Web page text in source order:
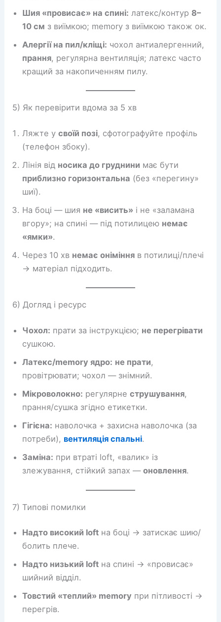
Шия «провисає» на спині: латекс/контур 8–
10 см з виїмкою; memory з виїмкою також ок.
Алергії на пил/кліщі: чохол антиалергенний,
прання, регулярна вентиляція; латекс часто
кращий за накопиченням пилу.
5) Як перевірити вдома за 5 хв
Ляжте усвоїй позі, сфотографуйте профіль
(телефон збоку).
Лінія від носика до груднини має бути
приблизно горизонтальна (без «перегину»
шиї).
На боці — шия не «висить» і не «заламана
вгору»; на спині — під потилицею немає
«ямки».
Через 10 хв немає оніміння в потилиці/плечі
→ матеріал підходить.
6) Догляд і ресурс
Чохол: прати за інструкцією; не перегрівати
сушкою.
Латекс/memory ядро: не прати,
провітрювати; чохол — знімний.
Мікроволокно: регулярнеструшування,
прання/сушка згідно етикетки.
Гігієна: наволочка + захисна наволочка (за
потреби), вентиляція спальні.
Заміна: при втраті loft, «валик» із
злежування, стійкий запах —оновлення.
7) Типові помилки
Надто високий loft на боці → затискає шию/
болить плече.
Надто низький loft на спині → «провисає»
шийний відділ.
Товстий «теплий» memory при пітливості →
перегрів.